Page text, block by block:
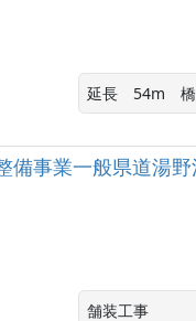
延長　54m　
備事業一般県道湯
舗装工事